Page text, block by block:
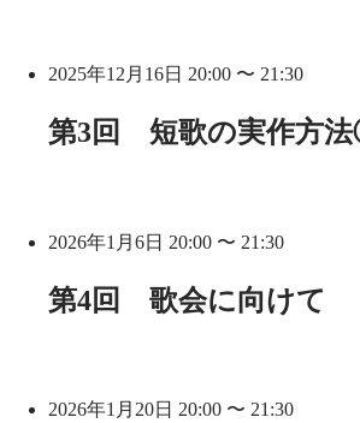
2025年12月16日 20:00 〜 21:30
第3回 短歌の実作方
2026年1月6日 20:00 〜 21:30
第4回 歌会に向けて
2026年1月20日 20:00 〜 21:30